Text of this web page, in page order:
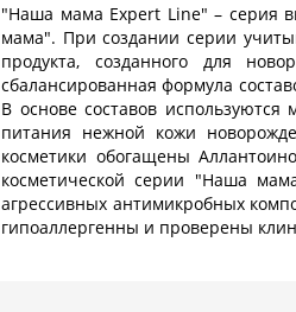
"Наша мама Expert Line" – серия
мама". При создании серии
продукта, созданного для
сбалансированная формула
В основе составов
питания нежной кожи
косметики обогащены
косметической серии "Наша
агрессивных антимикробных
гипоаллергенны и проверены